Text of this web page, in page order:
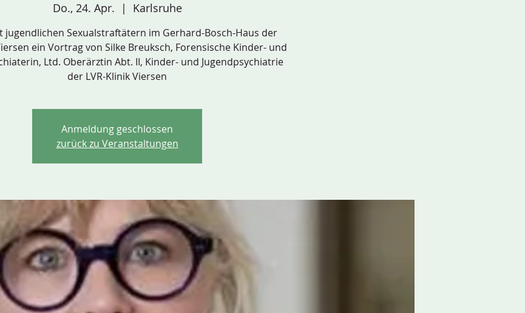
Do., 24. Apr.
  |
Karlsruhe
jugendlichen Sexualstraftätern im Gerhard-Bosch-Haus der
ein Vortrag von Silke Breuksch, Forensische Kinder- und
Ltd. Oberärztin Abt. II, Kinder- und Jugendpsychiatrie
Anmeldung geschlossen
zurück zu Veranstaltungen